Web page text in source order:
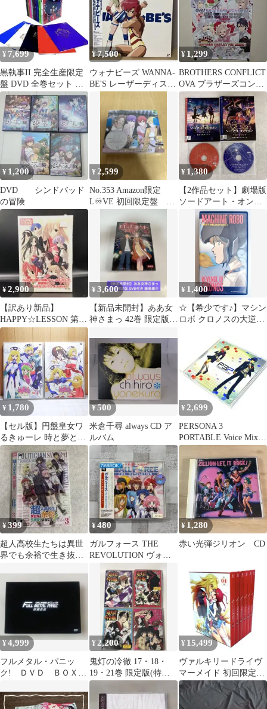
¥ 7,699
黒執事II 完全生産限定
盤 DVD 全巻セット 特
典付き
¥7,500
ウォナビーズ WANNA-
BE'S レーザーディスク
¥ 1,299
BROTHERS CONFLICT
OVA ブラザーズコンフ
リクト ポスター
¥ 1,200
DVD シンドバッド
の冒険
¥ 2,599
No.353 Amazon限定
L♾️VE 初回限定盤 浦
坂田船
¥ 1,380
【2作品セット】劇場版
ソードアート・オンラ
イン-プログレッシブ-
¥2,900
【訳あり新品】
HAPPY☆LESSON 第1
巻 豪華版〈初回限定生
産〉
¥3,600
【新品未開封】ああ女
神さまっ 42巻 限定版
¥ 1,400
☆【希少です♪】マシン
ロボ クロノスの大逆襲
Ⅱ(VHS)☆
¥ 1,780
【セル版】円盤皇女ワ
るきゅーレ 時と夢と銀
河の宴 全2巻完結DVD
セット
¥500
米倉千尋 always CD ア
ルバム
¥ 2,699
PERSONA 3
PORTABLE Voice Mix
Arrange CD
¥399
超人高校生たちは異世
界でも余裕で生き抜く
¥480
ガルフォース THE
REVOLUTION ヴォー
¥ 1,280
赤い光弾ジリオン CD
¥4,999
フルメタル・パニッ
ク! ＤＶＤ ＢＯＸ
貴重な珍品
¥ 2,200
鬼灯の冷徹 17・18・
19・21巻 限定版(特典
DVD・CDのみ)
¥ 15,499
ヴァルキリードライヴ
マーメイド 初回限定盤
DVD 全巻セット